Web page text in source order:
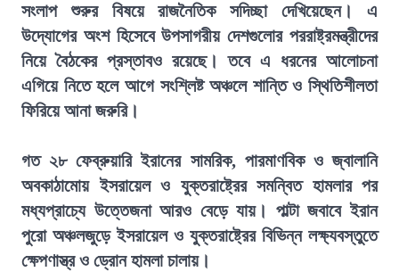
সংলাপ শুরুর বিষয়ে রাজনৈতিক সদিচ্ছা দেখিয়েছেন। এ
উদ্যোগের অংশ হিসেবে উপসাগরীয় দেশগুলোর পররাষ্ট্রমন্ত্রীদের
নিয়ে বৈঠকের প্রস্তাবও রয়েছে। তবে এ ধরনের আলোচনা
এগিয়ে নিতে হলে আগে সংশ্লিষ্ট অঞ্চলে শান্তি ও স্থিতিশীলতা
ফিরিয়ে আনা জরুরি।
গত ২৮ ফেব্রুয়ারি ইরানের সামরিক, পারমাণবিক ও জ্বালানি
অবকাঠামোয় ইসরায়েল ও যুক্তরাষ্ট্রের সমন্বিত হামলার পর
মধ্যপ্রাচ্যে উত্তেজনা আরও বেড়ে যায়। পাল্টা জবাবে ইরান
পুরো অঞ্চলজুড়ে ইসরায়েল ও যুক্তরাষ্ট্রের বিভিন্ন লক্ষ্যবস্তুতে
ক্ষেপণাস্ত্র ও ড্রোন হামলা চালায়।